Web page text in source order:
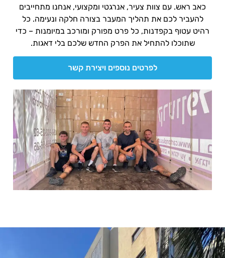
כאב ראש. עם צוות צעיר, אנרגטי ומקצועי, אנחנו מתחייבים
להעביר לכם את תהליך המעבר בצורה חלקה ונעימה. כל
רהיט עטוף בקפדנות, כל פרט מפורק ומורכב במיומנות – כדי
שתוכלו להתחיל את הפרק החדש שלכם בלי דאגות.
לפרטים נוספים ויצירת קשר